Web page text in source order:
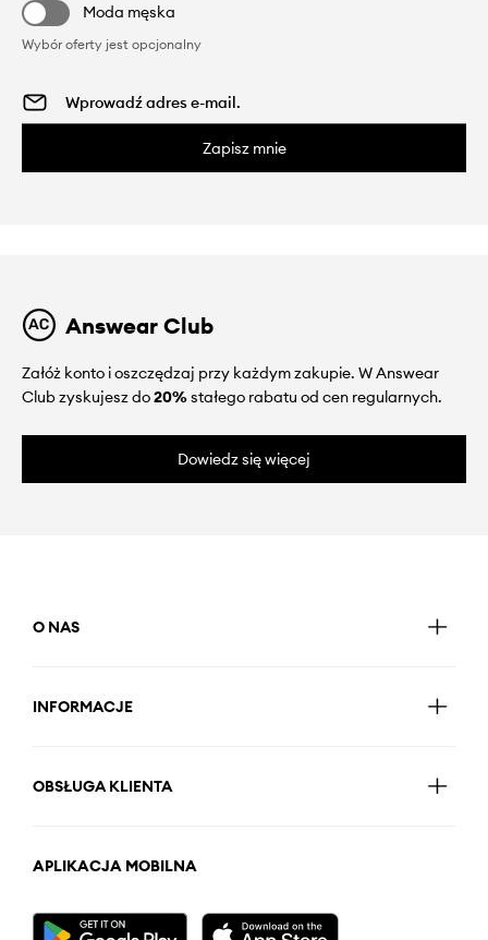
Moda męska
Wybór oferty jest opcjonalny
Zapisz mnie
Answear Club
Załóż konto i oszczędzaj przy każdym zakupie. W Answear
Club zyskujesz do20%stałego rabatu od cen regularnych.
Dowiedz się więcej
O NAS
INFORMACJE
OBSŁUGA KLIENTA
APLIKACJA MOBILNA